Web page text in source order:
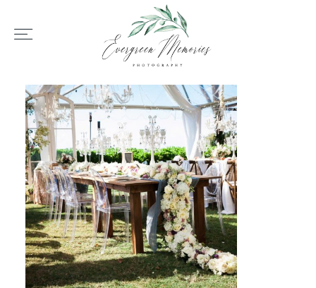
HOME
ÜBER UNS
HOCHZEIT
REPORTAGEN